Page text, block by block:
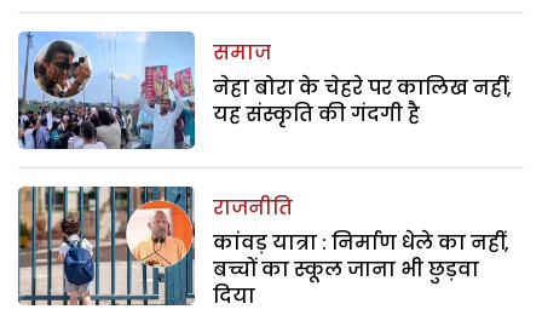
समाज
नेहा बोरा के चेहरे पर कालिख नहीं,
यह संस्कृति की गंदगी है
राजनीति
कांवड़ यात्रा : निर्माण धेले का नहीं,
बच्चों का स्कूल जाना भी छुड़वा
दिया